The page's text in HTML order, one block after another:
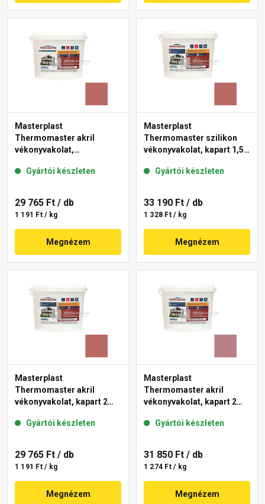
Masterplast
Thermomaster akril
vékonyvakolat,
21-C 25 kg
Gyártói készleten
29 765 Ft / db
1 191 Ft / kg
Megnézem
Masterplast
Thermomaster szilikon
vékonyvakolat, kapart 1,5
Gyártói készleten
33 190 Ft / db
1 328 Ft / kg
Megnézem
Masterplast
Thermomaster akril
vékonyvakolat, kapart 2
Gyártói készleten
29 765 Ft / db
1 191 Ft / kg
Megnézem
Masterplast
Thermomaster akril
vékonyvakolat, kapart 2
Gyártói készleten
31 850 Ft / db
1 274 Ft / kg
Megnézem